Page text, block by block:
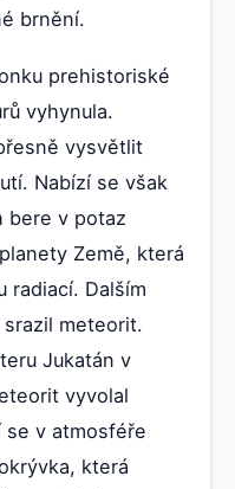
brnění.
prehistoriské
vyhynula.
vysvětlit
Nabízí se však
bere v potaz
Země, která
radiací. Dalším
meteorit.
Jukatán v
vyvolal
se v atmosféře
která